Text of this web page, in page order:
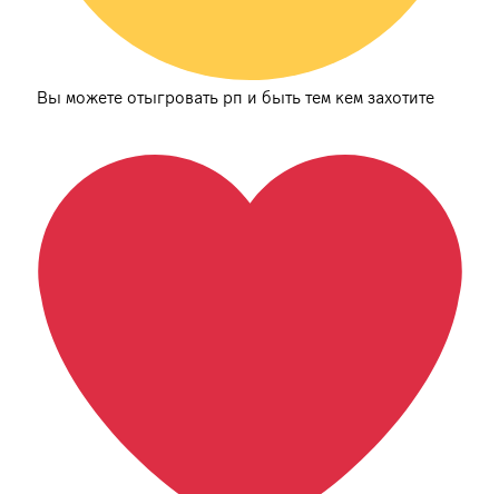
Вы можете отыгровать рп и быть тем кем захотите